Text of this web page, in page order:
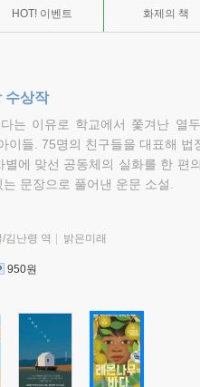
HOT! 이벤트 화제의 책
수상작
는 이유로 학교에서 쫓겨난 열
이들. 75명의 친구들을 대표해 법
에 맞선 공동체의 실화를 한 편
문장으로 풀어낸 운문 소설.
김난령 역 밝은미래
950원